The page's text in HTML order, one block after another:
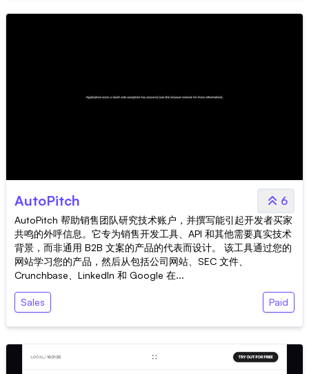
AutoPitch 6
AutoPitch 帮助销售团队研究技术账户，并撰写能引起开发者买家
共鸣的外呼信息。它专为销售开发工具、API 和其他需要真实技术
背景，而非通用 B2B 文案的产品的代表而设计。 该工具通过您的
网站学习您的产品，然后从包括公司网站、SEC 文件、
Crunchbase、LinkedIn 和 Google 在...
Sales Paid